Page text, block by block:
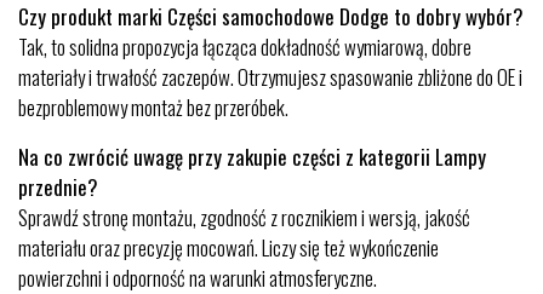
Czy produkt marki Części samochodowe Dodge to dobry wybór?
Tak, to solidna propozycja łącząca dokładność wymiarową, dobre
materiały i trwałość zaczepów. Otrzymujesz spasowanie zbliżone do OE i
bezproblemowy montaż bez przeróbek.
Na co zwrócić uwagę przy zakupie części z kategorii Lampy
przednie?
Sprawdź stronę montażu, zgodność z rocznikiem i wersją, jakość
materiału oraz precyzję mocowań. Liczy się też wykończenie
powierzchni i odporność na warunki atmosferyczne.